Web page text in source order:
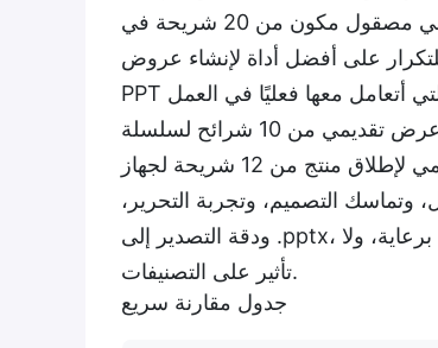
العروض التقديمية التي تعمل بالذكاء الاصطناعي في الوعد بتقديم عرض تقديمي مصقول مكون من 20 شريحة في
على أفضل أداة لإنشاء عروض
حصلت كل أداة على نفس المهام الثلاث: عرض تقديمي من 10 شرائح لسلسلة A لشركة B2B SaaS خيالية،
ومراجعة أعمال ربع سنوية من 6 شرائح مع مخططات مؤقتة، وعرض تقديمي لإطلاق منتج من 12 شريحة لجهاز
وتماسك التصميم، وتجربة التحرير،
ودقة التصدير إلى .pptx، والقيمة السعرية. دفعت مقابل كل أداة بالسعر الشهري القياسي. لا يوجد وصول برعاية، ولا
تأثير على التصنيفات.
جدول مقارنة سريع